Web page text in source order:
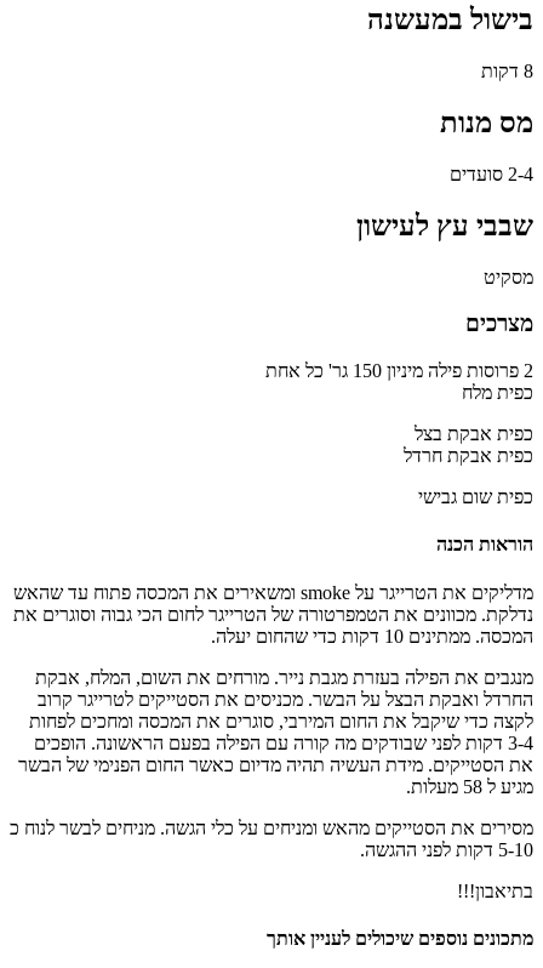
בישול במעשנה
8 דקות
מס מנות
2-4 סועדים
שבבי עץ לעישון
מסקיט
מצרכים
2 פרוסות פילה מיניון 150 גר' כל אחת
כפית מלח
כפית אבקת בצל
כפית אבקת חרדל
כפית שום גבישי
הוראות הכנה
מדליקים את הטרייגר על smoke ומשאירים את המכסה פתוח עד שהאש
נדלקת. מכוונים את הטמפרטורה של הטרייגר לחום הכי גבוה וסוגרים את
המכסה. ממתינים 10 דקות כדי שהחום יעלה.
​מנגבים את הפילה בעזרת מגבת נייר. מורחים את השום, המלח, אבקת
החרדל ואבקת הבצל על הבשר. מכניסים את הסטייקים לטרייגר קרוב
לקצה כדי שיקבל את החום המירבי, סוגרים את המכסה ומחכים לפחות
3-4 דקות לפני שבודקים מה קורה עם הפילה בפעם הראשונה. הופכים
את הסטייקים. מידת העשיה תהיה מדיום כאשר החום הפנימי של הבשר
מגיע ל 58 מעלות.
​מסירים את הסטייקים מהאש ומניחים על כלי הגשה. מניחים לבשר לנוח כ
5-10 דקות לפני ההגשה.
בתיאבון!!!
מתכונים נוספים שיכולים לעניין אותך